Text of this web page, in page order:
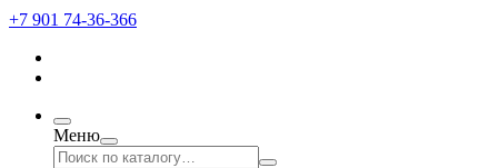
+7 901 74-36-366
Меню